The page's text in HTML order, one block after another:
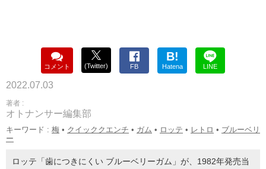
コメント (Twitter) FB
B!
Hatena LINE
2022.07.03
著者 :
オトナンサー編集部
キーワード : 梅 • クイッククエンチ • ガム • ロッテ • レトロ • ブルーベリ
ー
ロッテ「歯につきにくい ブルーベリーガム」が、1982年発売当